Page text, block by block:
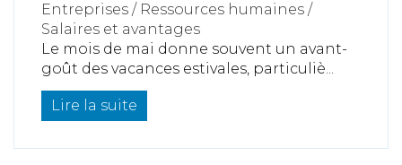
Entreprises / Ressources humaines /
Salaires et avantages
Le mois de mai donne souvent un avant-
goût des vacances estivales, particuliè...
Lire la suite